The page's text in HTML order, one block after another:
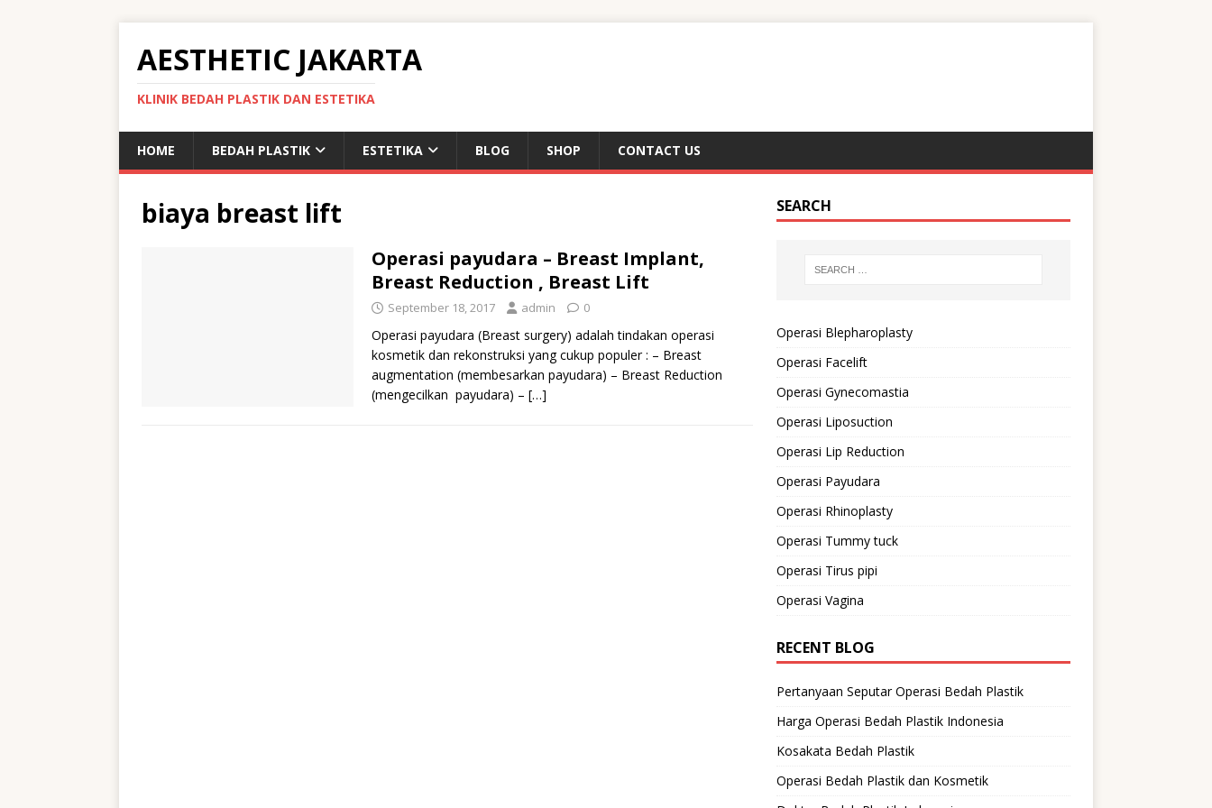
AESTHETIC JAKARTA
KLINIK BEDAH PLASTIK DAN ESTETIKA
HOME BEDAH PLASTIK ESTETIKA BLOG SHOP CONTACT US
biaya breast lift
Operasi payudara – Breast Implant,
Breast Reduction , Breast Lift
September 18, 2017 admin 0
Operasi payudara (Breast surgery) adalah tindakan operasi
kosmetik dan rekonstruksi yang cukup populer : – Breast
augmentation (membesarkan payudara) – Breast Reduction
(mengecilkan payudara) – […]
SEARCH
Operasi Blepharoplasty
Operasi Facelift
Operasi Gynecomastia
Operasi Liposuction
Operasi Lip Reduction
Operasi Payudara
Operasi Rhinoplasty
Operasi Tummy tuck
Operasi Tirus pipi
Operasi Vagina
RECENT BLOG
Pertanyaan Seputar Operasi Bedah Plastik
Harga Operasi Bedah Plastik Indonesia
Kosakata Bedah Plastik
Operasi Bedah Plastik dan Kosmetik